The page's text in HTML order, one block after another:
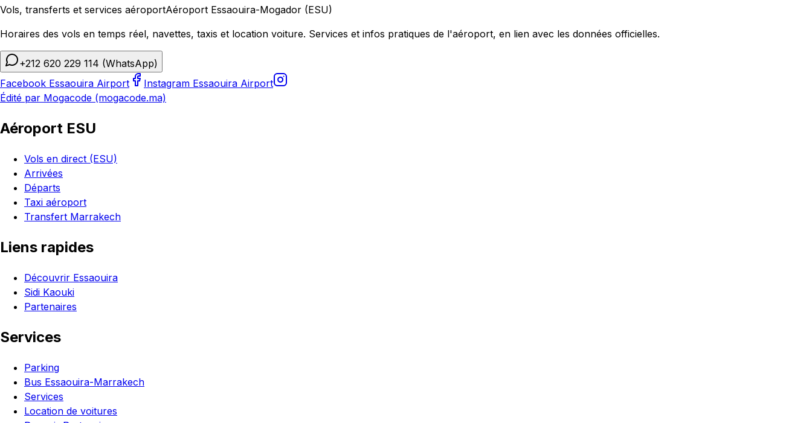
Vols, transferts et services aéroportAéroport Essaouira-Mogador (ESU)
Horaires des vols en temps réel, navettes, taxis et location voiture. Services et infos pratiques de l'aéroport, en lien avec les données officielles.
+212 620 229 114 (WhatsApp)
Facebook Essaouira Airport
Instagram Essaouira Airport
Édité par Mogacode (mogacode.ma)
Aéroport ESU
Vols en direct (ESU)
Arrivées
Départs
Taxi aéroport
Transfert Marrakech
Liens rapides
Découvrir Essaouira
Sidi Kaouki
Partenaires
Services
Parking
Bus Essaouira-Marrakech
Services
Location de voitures